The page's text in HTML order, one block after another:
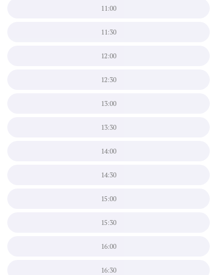
11:00
11:30
12:00
12:30
13:00
13:30
14:00
14:30
15:00
15:30
16:00
16:30